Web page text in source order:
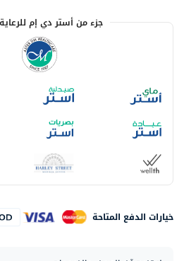
جزء من أستر دي إم
خيارات الدفع المتاحة